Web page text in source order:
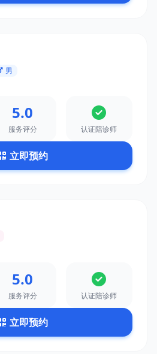
男
5.0
服务评分 认证陪诊师
立即预约
5.0
服务评分 认证陪诊师
立即预约